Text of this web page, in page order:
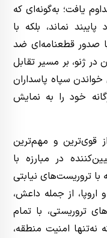
یافت؛ به‌گونه‌ای که
نماند، بلکه با
صدور قطعنامه‌ای ضد
ژنو، بر مسیر تقابل
سپاه پاسداران
خود را به نمایش
قوی‌ترین و مهم‌ترین
در مبارزه با
با تروریست‌های نیابتی
از جمله داعش،
تروریستی، با تمام
نه‌تنها امنیت منطقه،